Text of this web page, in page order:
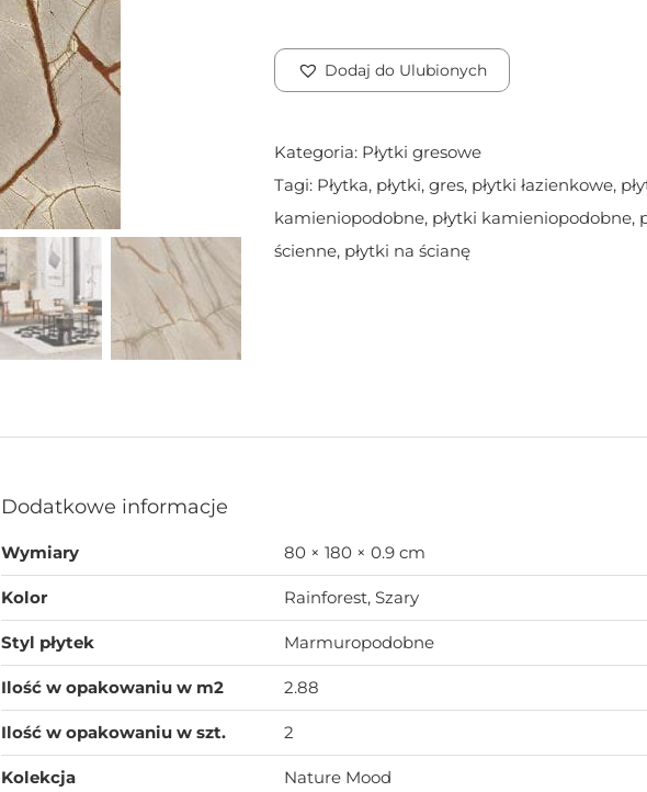
Dodaj do Ulubionych
Kategoria: Płytki gresowe
Tagi: Płytka, płytki, gres, płytki łazienkowe,
kamieniopodobne, płytki kamieniopodobne,
ścienne, płytki na ścianę
Dodatkowe informacje
Wymiary 80 × 180 × 0.9 cm
Kolor Rainforest, Szary
Styl płytek Marmuropodobne
Ilość w opakowaniu w m2 2.88
Ilość w opakowaniu w szt. 2
Kolekcja Nature Mood